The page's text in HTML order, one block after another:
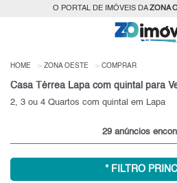
O PORTAL DE IMÓVEIS DAZONA
HOME ZONA OESTE COMPRAR
Casa Térrea Lapa com quintal para
2, 3 ou 4 Quartos com quintal em Lapa
29 anúncios
* FILTRO